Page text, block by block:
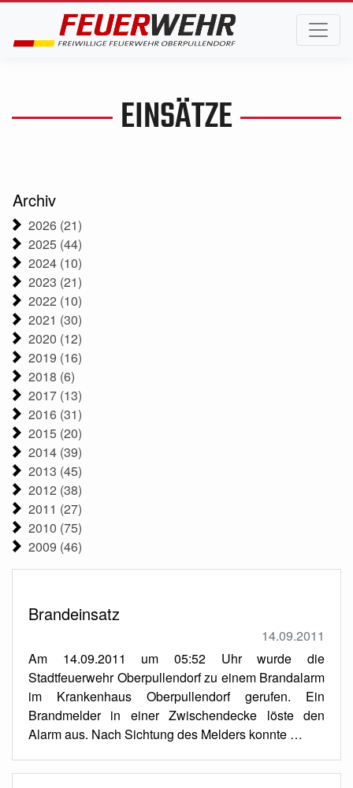
EINSÄTZE
Brandeinsatz
14.09.2011
Am 14.09.2011 um 05:52 Uhr wurde die
Stadtfeuerwehr Oberpullendorf zu einem Brandalarm
im Krankenhaus Oberpullendorf gerufen. Ein
Brandmelder in einer Zwischendecke löste den
Alarm aus. Nach Sichtung des Melders konnte …
Archiv
2026 (21)
2025 (44)
2024 (10)
2023 (21)
2022 (10)
2021 (30)
2020 (12)
2019 (16)
2018 (6)
2017 (13)
2016 (31)
2015 (20)
2014 (39)
2013 (45)
2012 (38)
2011 (27)
2010 (75)
2009 (46)